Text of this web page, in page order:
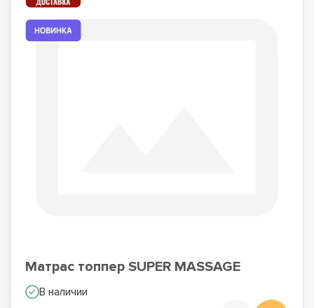
Матрас топпер SUPER MASSAGE
В наличии